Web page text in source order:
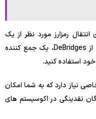
رمزارز مورد نظر از یک
شبکه به شبکه دیگر وجود دارد. می توانید از DeBridges، یک جمع کننده
استفاده کنید.
نیاز دارد که به شما امکان
نقدینگی در اکوسیستم های